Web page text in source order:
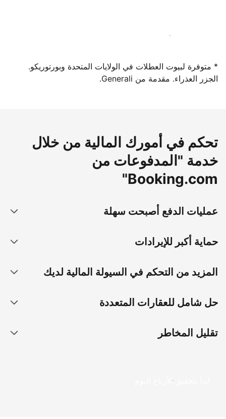
سجِّل كمضيف لدينا اليوم
* متوفرة لبيوت العطلات في الولايات المتحدة وبورتوريكو.
الجزر العذراء. مقدمة من Generali.
تحكم في أمورك المالية من خلال
خدمة "المدفوعات من
Booking.com"
عمليات الدفع أصبحت سهلة
حماية أكبر للإيرادات
المزيد من التحكم في السيولة المالية لديك
حل شامل للعقارات المتعددة
تقليل المخاطر
ابدأ بتحقيق الأرباح اليوم